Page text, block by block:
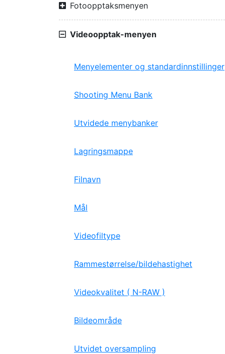
Fotoopptaksmenyen
Videoopptak-menyen
Menyelementer og standardinnstillinger
Shooting Menu Bank
Utvidede menybanker
Lagringsmappe
Filnavn
Mål
Videofiltype
Rammestørrelse/bildehastighet
Videokvalitet ( N-RAW )
Bildeområde
Utvidet oversampling